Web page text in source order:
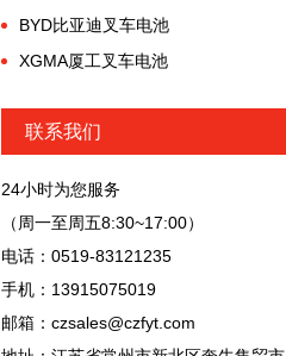
BYD比亚迪叉车电池
XGMA厦工叉车电池
联系我们
24小时为您服务
（周一至周五8:30~17:00）
电话：0519-83121235
手机：13915075019
邮箱：czsales@czfyt.com